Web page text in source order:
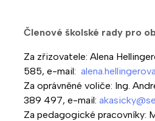
Členové školské rady pro
Za zřizovatele: Alena
585, e-mail:
Za oprávněné voliče: Ing.
389 497, e-mail:
Za pedagogické pracovníky: